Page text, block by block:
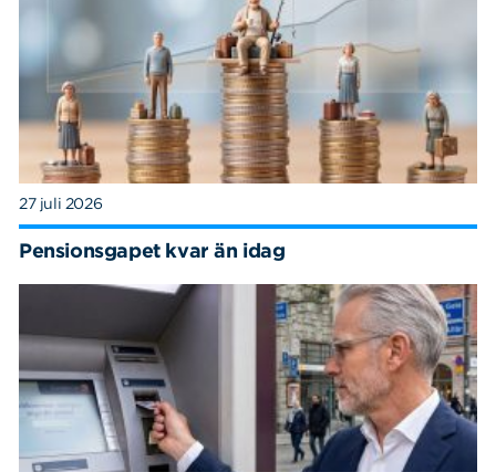
27 juli 2026
Pensionsgapet kvar än idag